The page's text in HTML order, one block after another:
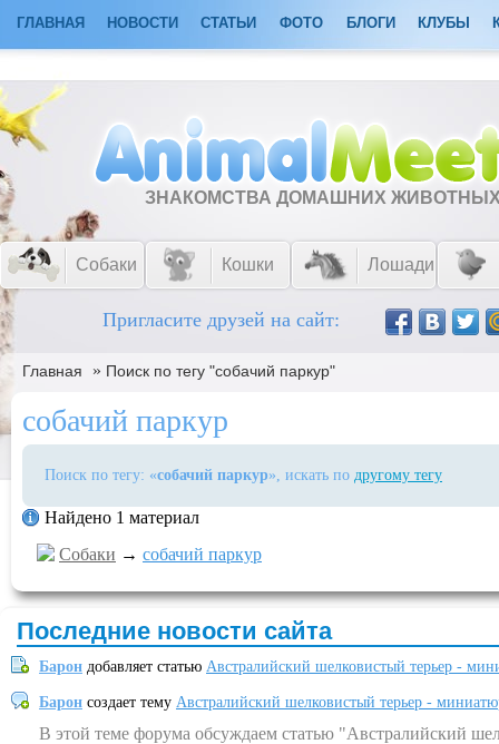
ГЛАВНАЯ НОВОСТИ СТАТЬИ ФОТО БЛОГИ КЛУБЫ
ЗНАКОМСТВА ДОМАШНИХ
Собаки Кошки Лошади
Пригласите друзей на сайт:
Главная » Поиск по тегу "собачий паркур"
собачий паркур
Поиск по тегу: «собачий паркур», искать по другому тегу
Найдено 1 материал
Собаки → собачий паркур
Последние новости сайта
Барон добавляет статью Австралийский шелковистый терьер -
Барон создает тему Австралийский шелковистый терьер -
В этой теме форума обсуждаем статью "Австралийский